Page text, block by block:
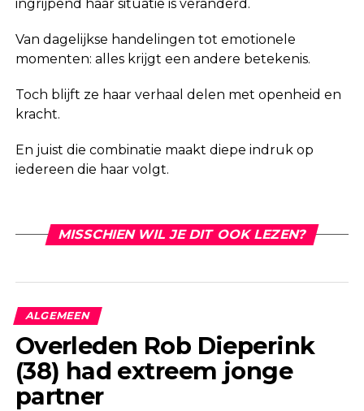
ingrijpend haar situatie is veranderd.
Van dagelijkse handelingen tot emotionele
momenten: alles krijgt een andere betekenis.
Toch blijft ze haar verhaal delen met openheid en
kracht.
En juist die combinatie maakt diepe indruk op
iedereen die haar volgt.
MISSCHIEN WIL JE DIT OOK LEZEN?
ALGEMEEN
Overleden Rob Dieperink
(38) had extreem jonge
partner